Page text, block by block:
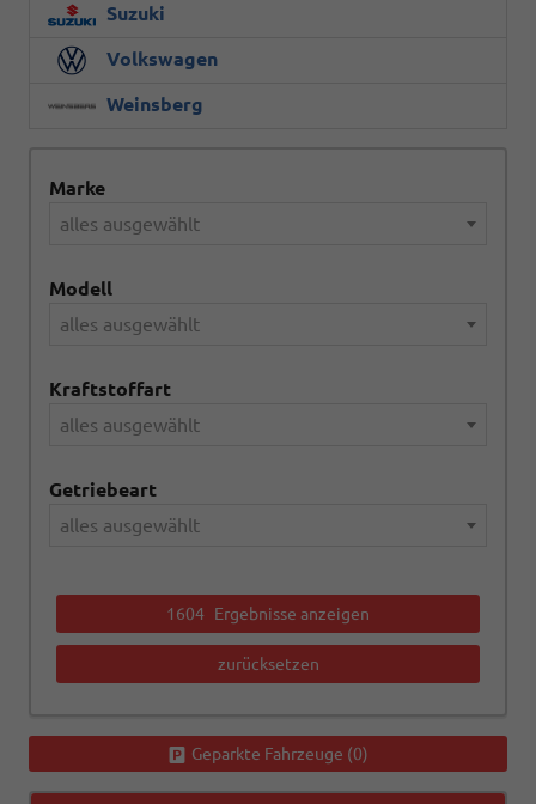
Suzuki
Volkswagen
Weinsberg
Marke
alles ausgewählt
Modell
alles ausgewählt
Kraftstoffart
alles ausgewählt
Getriebeart
alles ausgewählt
1604 Ergebnisse anzeigen
zurücksetzen
Geparkte Fahrzeuge (0)